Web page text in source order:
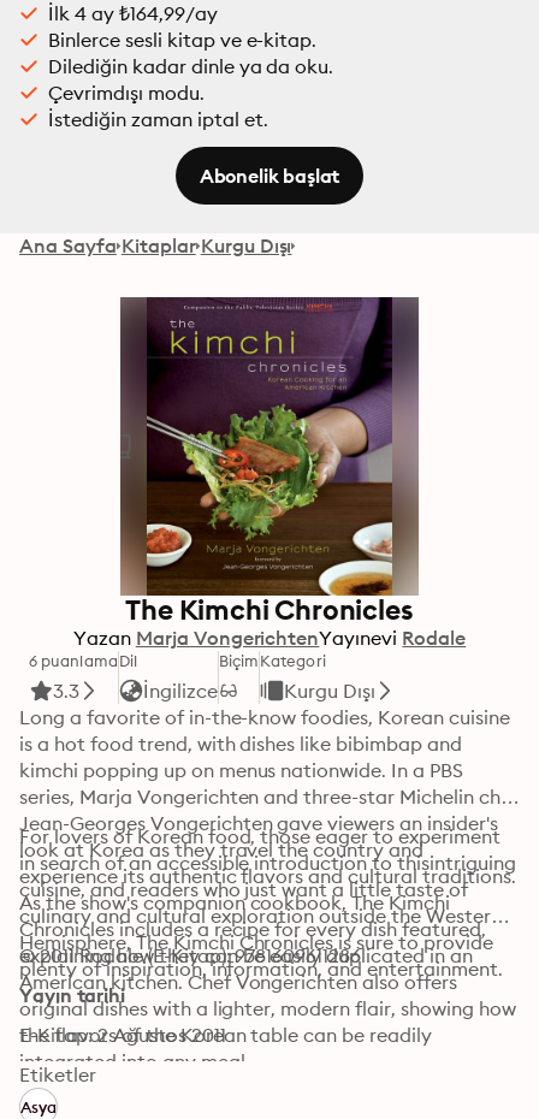
İlk 4 ay ₺164,99/ay
Binlerce sesli kitap ve e-kitap.
Dilediğin kadar dinle ya da oku.
Çevrimdışı modu.
İstediğin zaman iptal et.
Abonelik başlat
Ana Sayfa Kitaplar Kurgu Dışı
The Kimchi Chronicles
Yazan Marja VongerichtenYayınevi Rodale
6 puanlama
3.3
Dil
İngilizce
BiçimKategori
Kurgu Dışı
Long a favorite of in-the-know foodies, Korean cuisine
is a hot food trend, with dishes like bibimbap and
kimchi popping up on menus nationwide. In a PBS
series, Marja Vongerichten and three-star Michelin chef
Jean-Georges Vongerichten gave viewers an insider's
look at Korea as they travel the country and
experience its authentic flavors and cultural traditions.
As the show's companion cookbook, The Kimchi
Chronicles includes a recipe for every dish featured,
explaining how they can be easily duplicated in an
American kitchen. Chef Vongerichten also offers
original dishes with a lighter, modern flair, showing how
the flavors of the Korean table can be readily
integrated into any meal.
For lovers of Korean food, those eager to experiment
in search of an accessible introduction to thisintriguing
cuisine, and readers who just want a little taste of
culinary and cultural exploration outside the Western
Hemisphere, The Kimchi Chronicles is sure to provide
plenty of inspiration, information, and entertainment.
© 2011 Rodale (E-Kitap): 9781609611286
Yayın tarihi
E-Kitap: 2 Ağustos 2011
Etiketler
Asya